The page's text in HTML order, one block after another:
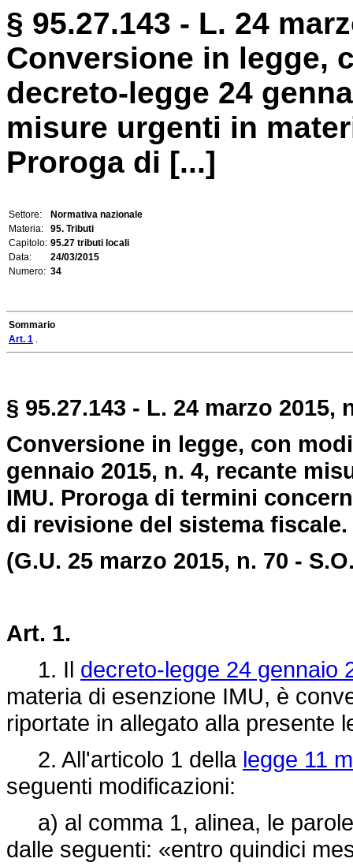
§ 95.27.143 - L. 24
Conversione in legge,
decreto-legge 24
misure urgenti in
Proroga di [...]
Settore:
Normativa nazionale
Materia:
95. Tributi
Capitolo: 95.27 tributi locali
Data:
24/03/2015
Numero: 34
Sommario
Art. 1 .
§ 95.27.143 - L. 24 marzo 2015,
Conversione in legge, con
gennaio 2015, n. 4, recante
IMU. Proroga di termini
di revisione del sistema fiscale.
(G.U. 25 marzo 2015, n. 70 -
Art. 1.
1. Il decreto-legge 24 gennaio
materia di esenzione IMU, è
riportate in allegato alla presente
2. All'articolo 1 della legge 11
seguenti modificazioni:
a) al comma 1, alinea, le
dalle seguenti: «entro quindici